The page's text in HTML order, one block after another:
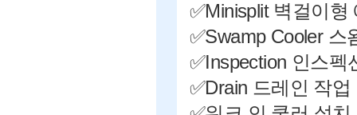
✅Minisplit 벽걸이형
✅Swamp Cooler 스
✅Inspection 인스펙
✅Drain 드레인 작업